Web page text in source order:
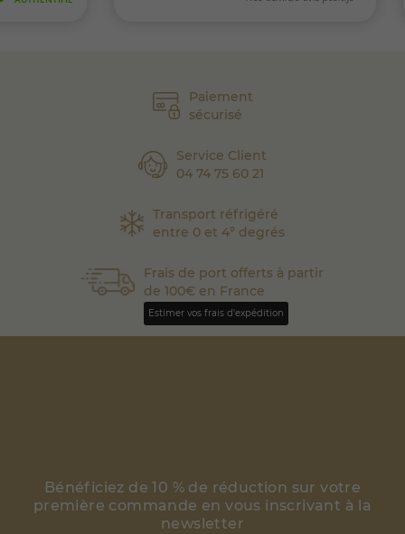
Paiement
sécurisé
Service Client
04 74 75 60 21
Transport réfrigéré
entre 0 et 4° degrés
Frais de port offerts à partir
de 100€ en France
Estimer vos frais d'expédition
Bénéficiez de 10 % de réduction sur votre
première commande en vous inscrivant à la
newsletter